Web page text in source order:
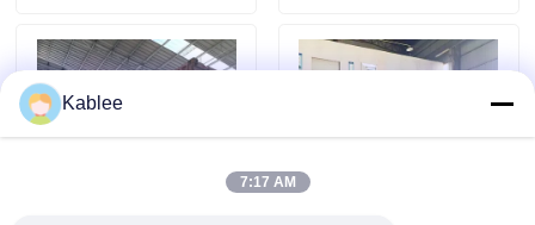
Hubungi kami
Quote request suatu
Kablee
7:17 AM